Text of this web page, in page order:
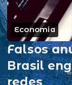
Economia
Falsos
Brasil
redes